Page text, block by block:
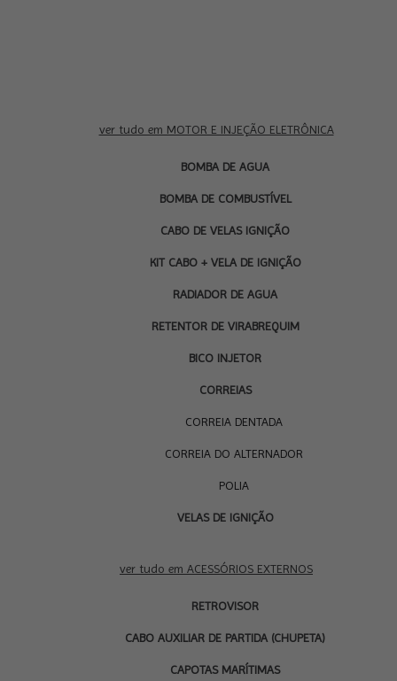
ver tudo em MOTOR E INJEÇÃO ELETRÔNICA
BOMBA DE AGUA
BOMBA DE COMBUSTÍVEL
CABO DE VELAS IGNIÇÃO
KIT CABO + VELA DE IGNIÇÃO
RADIADOR DE AGUA
RETENTOR DE VIRABREQUIM
BICO INJETOR
CORREIAS
CORREIA DENTADA
CORREIA DO ALTERNADOR
POLIA
VELAS DE IGNIÇÃO
ver tudo em ACESSÓRIOS EXTERNOS
RETROVISOR
CABO AUXILIAR DE PARTIDA (CHUPETA)
CAPOTAS MARÍTIMAS